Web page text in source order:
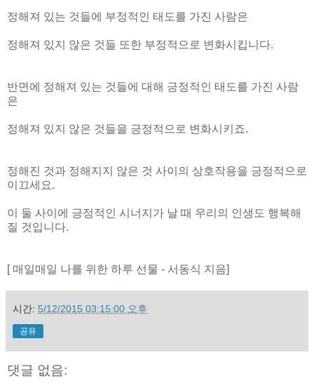
정해져 있는 것들에 부정적인 태도를 가진 사람은
정해져 있지 않은 것들 또한 부정적으로 변화시킵니다.
반면에 정해져 있는 것들에 대해 긍정적인 태도를 가진 사람
은
정해져 있지 않은 것들을 긍정적으로 변화시키죠.
정해진 것과 정해지지 않은 것 사이의 상호작용을 긍정적으로
이끄세요.
이 둘 사이에 긍정적인 시너지가 날 때 우리의 인생도 행복해
질 것입니다.
[ 매일매일 나를 위한 하루 선물 - 서동식 지음]
시간: 5/12/2015 03:15:00 오후
공유
댓글 없음: